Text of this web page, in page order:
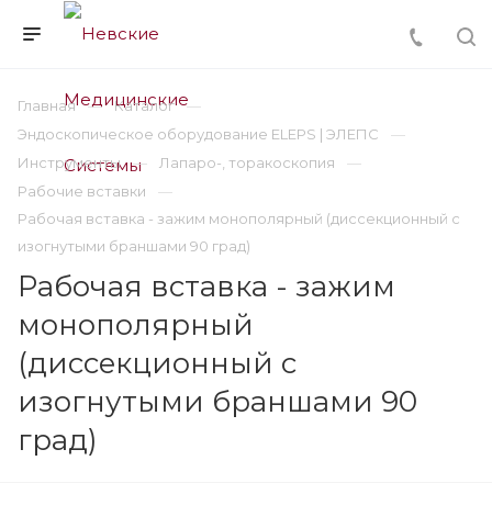
Главная
Каталог
Эндоскопическое оборудование ELEPS | ЭЛЕПС
Инструменты
Лапаро-, торакоскопия
Рабочие вставки
Рабочая вставка - зажим монополярный (диссекционный с
изогнутыми браншами 90 град)
Рабочая вставка - зажим
монополярный
(диссекционный с
изогнутыми браншами 90
град)